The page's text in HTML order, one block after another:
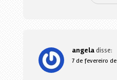
angeladisse:
7 de fevereiro de